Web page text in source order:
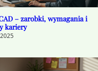
– zarobki, wymagania i
kariery